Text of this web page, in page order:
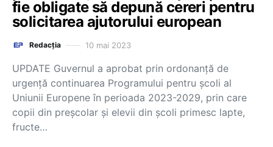
fie obligate să depună cereri pentru
solicitarea ajutorului european
Redacția 10 mai 2023
UPDATE Guvernul a aprobat prin ordonanță de
urgență continuarea Programului pentru şcoli al
Uniunii Europene în perioada 2023-2029, prin care
copii din preșcolar și elevii din școli primesc lapte,
fructe…